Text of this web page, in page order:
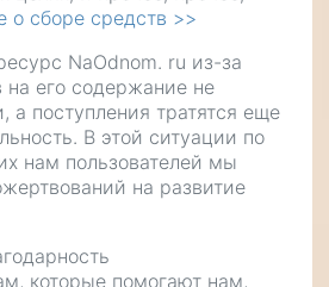
о сборе средств >>
NaOdnom. ru из-за
на его содержание не
а поступления тратятся еще
В этой ситуации по
нам пользователей мы
на развитие
которые помогают нам,